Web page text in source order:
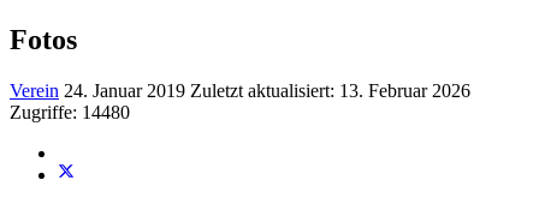
Fotos
Verein 24. Januar 2019 Zuletzt aktualisiert: 13. Februar 2026
Zugriffe: 14480